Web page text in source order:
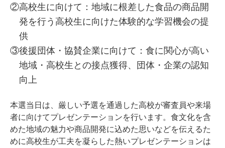
②高校生に向けて：地域に根差した食品の商品開
発を行う高校生に向けた体験的な学習機会の提
供
③後援団体・協賛企業に向けて：食に関心が高い
地域・高校生との接点獲得、団体・企業の認知
向上
本選当日は、厳しい予選を通過した高校が審査員や来場
者に向けてプレゼンテーションを行います。食文化を含
めた地域の魅力や商品開発に込めた思いなどを伝えるた
めに高校生が工夫を凝らした熱いプレゼンテーションは